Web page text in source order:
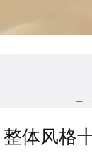
体风格